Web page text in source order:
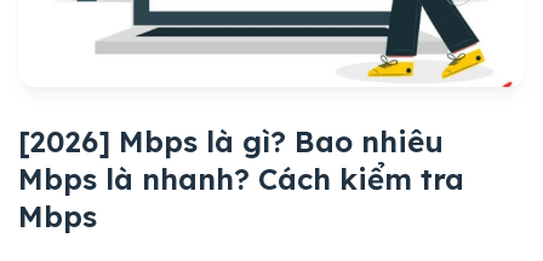
[2026] Mbps là gì? Bao nhiêu
Mbps là nhanh? Cách kiểm tra
Mbps